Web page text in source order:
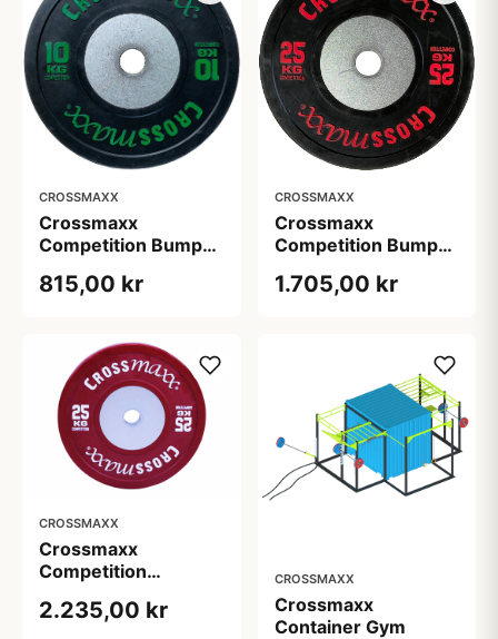
CROSSMAXX
Crossmaxx
Competition Bumper
815,00 kr
CROSSMAXX
Crossmaxx
Competition Bumper
1.705,00 kr
CROSSMAXX
Crossmaxx
Competition
rød. Af vulkaniseret
2.235,00 kr
CROSSMAXX
Crossmaxx
Container Gym